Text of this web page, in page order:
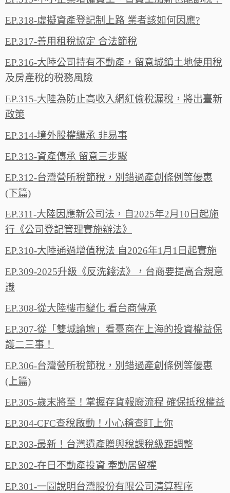
EP.318-虛擬資產登記制上路 業者該如何因應?
EP.317-善用租稅協定 合法節稅
EP.316-大陸公司持有不動產，留意城鎮土地使用稅
及房產稅的税務風險
EP.315-大陸為防止高收入網紅偷稅漏稅，將出臺新
政策
EP.314-境外股權繼承 非易事
EP.313-資產傳承 留意三步驟
EP.312-台灣營所稅節稅，別錯過產創條例等優惠
(下篇)
EP.311-大陸因應新公司法，自2025年2月10日起施
行《公司登記管理實施辦法》
EP.310-大陸通過增值稅法 自2026年1月1日起實施
EP.309-2025升級《反洗錢法》，台商要提高合規意
識
EP.308-從大陸樓市變化 看台商傳承
EP.307-從「雙城論壇」看臺商在上海的投資權益保
護二三事！
EP.306-台灣營所稅節稅，別錯過產創條例等優惠
(上篇)
EP.305-歲末將至！掌握存貨報廢流程 確保抵稅權益
EP.304-CFC查稅啟動！小心稽查盯上你
EP.303-最新！台灣遺產贈與稅課稅級距調整
EP.302-在日不動產投資 牽動居留權
EP.301-一圖說明台灣股份有限公司清算程序